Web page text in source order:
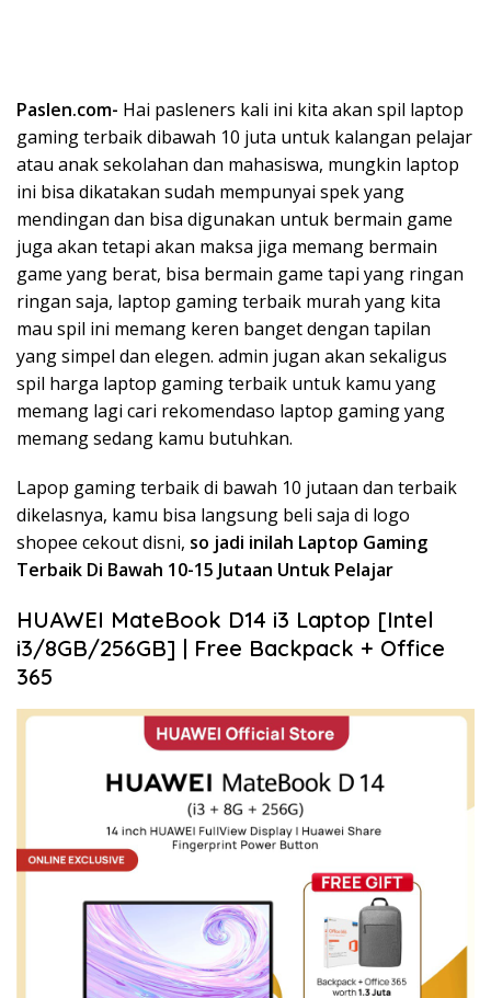
Paslen.com- Hai pasleners kali ini kita akan spil laptop
gaming terbaik dibawah 10 juta untuk kalangan pelajar
atau anak sekolahan dan mahasiswa, mungkin laptop
ini bisa dikatakan sudah mempunyai spek yang
mendingan dan bisa digunakan untuk bermain game
juga akan tetapi akan maksa jiga memang bermain
game yang berat, bisa bermain game tapi yang ringan
ringan saja, laptop gaming terbaik murah yang kita
mau spil ini memang keren banget dengan tapilan
yang simpel dan elegen. admin jugan akan sekaligus
spil harga laptop gaming terbaik untuk kamu yang
memang lagi cari rekomendaso laptop gaming yang
memang sedang kamu butuhkan.
Lapop gaming terbaik di bawah 10 jutaan dan terbaik
dikelasnya, kamu bisa langsung beli saja di logo
shopee cekout disni, so jadi inilah Laptop Gaming
Terbaik Di Bawah 10-15 Jutaan Untuk Pelajar
HUAWEI MateBook D14 i3 Laptop [Intel
i3/8GB/256GB] | Free Backpack + Office
365